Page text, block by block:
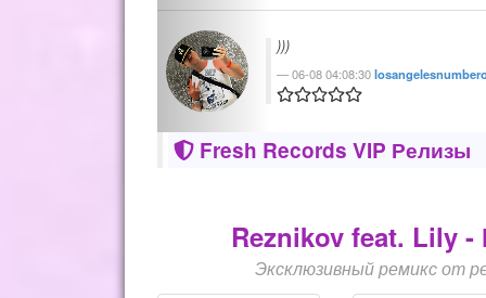
Usually i don't like bass house,
appreciate. Thanks.
05-08 23:08:42DjMan
Fresh Records VIP Релизы
Reznikov feat. Lily
Эксклюзивный ремикс от